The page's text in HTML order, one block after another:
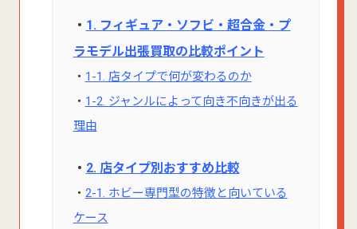
・ 1. フィギュア・ソフビ・超合金・プ
ラモデル出張買取の比較ポイント
・ 1-1. 店タイプで何が変わるのか
・ 1-2. ジャンルによって向き不向きが出る
理由
・ 2. 店タイプ別おすすめ比較
・ 2-1. ホビー専門型の特徴と向いている
ケース